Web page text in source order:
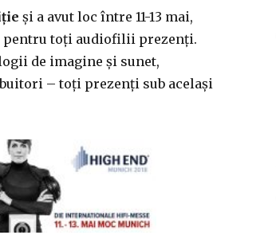
și a avut loc între 11-13 mai,
pentru toți audiofilii prezenți.
de imagine și sunet,
– toți prezenți sub același